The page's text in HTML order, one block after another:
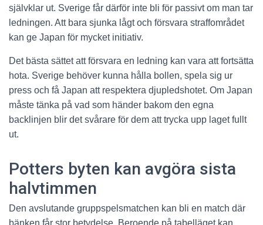
självklar ut. Sverige får därför inte bli för passivt om man tar
ledningen. Att bara sjunka lågt och försvara straffområdet
kan ge Japan för mycket initiativ.
Det bästa sättet att försvara en ledning kan vara att fortsätta
hota. Sverige behöver kunna hålla bollen, spela sig ur
press och få Japan att respektera djupledshotet. Om Japan
måste tänka på vad som händer bakom den egna
backlinjen blir det svårare för dem att trycka upp laget fullt
ut.
Potters byten kan avgöra sista
halvtimmen
Den avslutande gruppspelsmatchen kan bli en match där